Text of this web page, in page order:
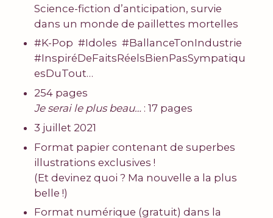
Science-fiction d’anticipation, survie
dans un monde de paillettes mortelles
#K-Pop #Idoles #BallanceTonIndustrie
#InspiréDeFaitsRéelsBienPasSympatiqu
esDuTout…
254 pages
Je serai le plus beau… : 17 pages
3 juillet 2021
Format papier contenant de superbes
illustrations exclusives !
(Et devinez quoi ? Ma nouvelle a la plus
belle !)
Format numérique (gratuit) dans la